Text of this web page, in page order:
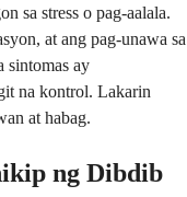
sa stress o pag-aalala.
at ang pag-unawa sa
sintomas ay
na kontrol. Lakarin
at habag.
ng Dibdib